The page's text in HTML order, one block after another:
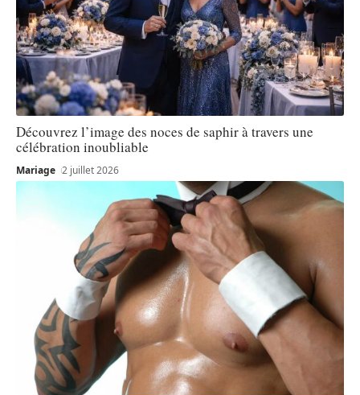
Découvrez l’image des noces de saphir à travers une
célébration inoubliable
Mariage 2 juillet 2026